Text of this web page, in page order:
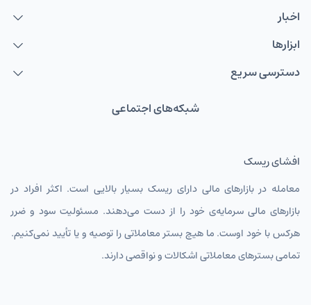
TMTIRT
دلار آمریکا
GBPIRT
CHFIRT فرانک سوئیس
AUDIRT دلار استرالیا تومان
CADIRT دلار کانادا
اخبار
ابزارها
دسترسی سریع
شبکه‌های اجتماعی
افشای ریسک
معامله در بازارهای مالی دارای ریسک بسیار بالایی است. اکثر افراد در
بازارهای مالی سرمایه‌ی خود را از دست می‌دهند. مسئولیت سود و ضرر
هرکس با خود اوست. ما هیچ بستر معاملاتی را توصیه و یا تأیید نمی‌کنیم.
تمامی بسترهای معاملاتی اشکالات و نواقصی دارند.